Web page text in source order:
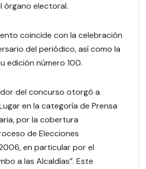
órgano electoral.
coincide con la celebración
del periódico, así como la
edición número 100.
del concurso otorgó a
en la categoría de Prensa
por la cobertura
de Elecciones
en particular por el
a las Alcaldías”. Este